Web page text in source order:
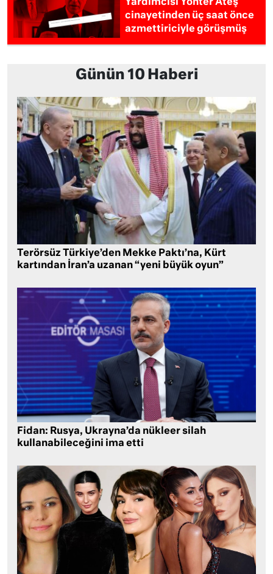
Yardımcısı Yönter Ateş
cinayetinden üç saat önce
azmettiriciyle görüşmüş
Günün 10 Haberi
Terörsüz Türkiye’den Mekke Paktı’na, Kürt
kartından İran’a uzanan “yeni büyük oyun”
Fidan: Rusya, Ukrayna’da nükleer silah
kullanabileceğini ima etti